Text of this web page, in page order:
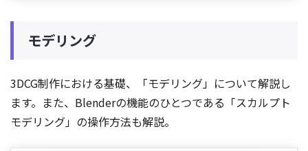
モデリング
3DCG制作における基礎、「モデリング」について解説し
ます。また、Blenderの機能のひとつである「スカルプト
モデリング」の操作方法も解説。